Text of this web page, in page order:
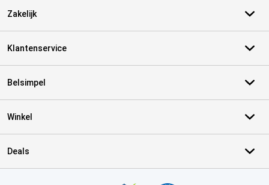
Zakelijk
Klantenservice
Belsimpel
Winkel
Deals